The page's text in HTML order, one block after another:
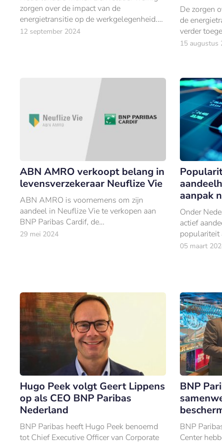
zorgen over de impact van de
energietransitie op de werkgelegenheid.
Dat blijkt uit de nieuwe editie van de BNP
12 september 2024
De zorgen
de
verder
15 augustus
ABN AMRO verkoopt belang in
levensverzekeraar Neuflize Vie
ABN AMRO is voornemens om zijn
aandeel in Neuflize Vie te verkopen aan
BNP Paribas Cardif, de
verzekeringsdochter van BNP Paribas.
29 mei 2024
aanpak
Onder
actief
populariteit
05 maart
Hugo Peek volgt Geert Lippens
op als CEO BNP Paribas
Nederland
BNP Paribas heeft Hugo Peek benoemd
tot Chief Executive Officer van Corporate
BNP
BNP
Center